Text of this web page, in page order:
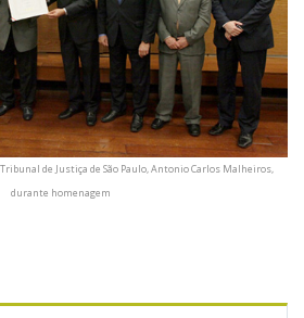
de Justiça de São Paulo, Antonio Carlos Malheiros,
durante homenagem